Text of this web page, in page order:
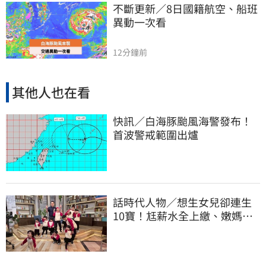
不斷更新／8日國籍航空、船班
異動一次看
12分鐘前
其他人也在看
快訊／白海豚颱風海警發布！
首波警戒範圍出爐
話時代人物／想生女兒卻連生
10寶！尪薪水全上繳、嫩媽吐